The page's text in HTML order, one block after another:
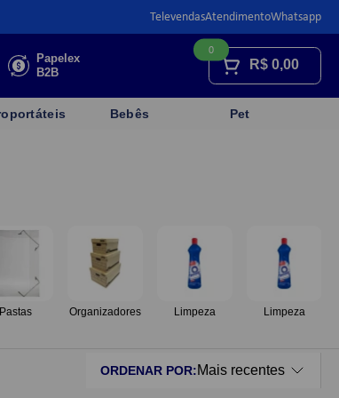
TelevendasAtendimentoWhatsapp
Papelex
B2B
R$ 0,00
0
Bebês Pet
Pastas Organizadores Limpeza Limpeza
ORDENAR POR Mais recentes